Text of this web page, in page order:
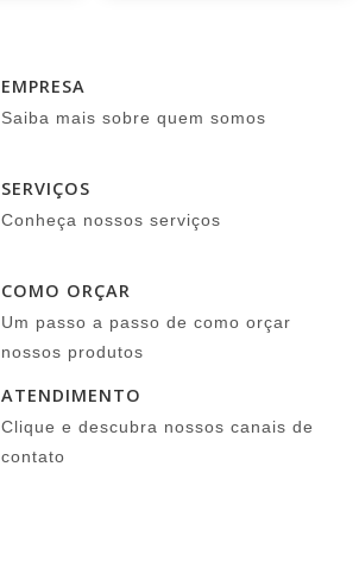
EMPRESA
Saiba mais sobre quem somos
SERVIÇOS
Conheça nossos serviços
COMO ORÇAR
Um passo a passo de como orçar
nossos produtos
ATENDIMENTO
Clique e descubra nossos canais de
contato